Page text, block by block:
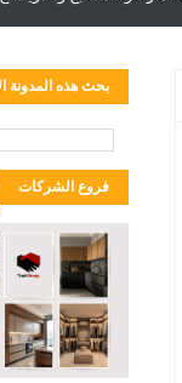
بحث هذه المدونة
فروع الشركات